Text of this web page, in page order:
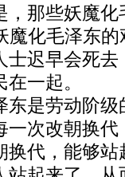
那些妖魔
魔化毛泽东
迟早会死
一起。
是劳动阶
次改朝换
换代，能够